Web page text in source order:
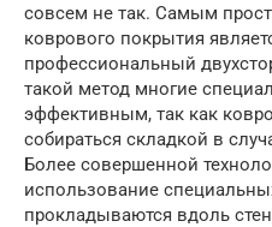
совсем не так. Самым
коврового покрытия
профессиональный
такой метод многие
эффективным, так как
собираться складкой в
Более совершенной
использование
прокладываются вдоль